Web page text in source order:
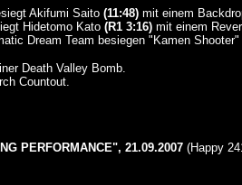
Akifumi Saito (11:48)mit einem
Hidetomo Kato (R1 3:16)mit einem
besiegen "Kamen
Death Valley Bomb.
Countout.
PERFORMANCE", 21.09.2007(Happy